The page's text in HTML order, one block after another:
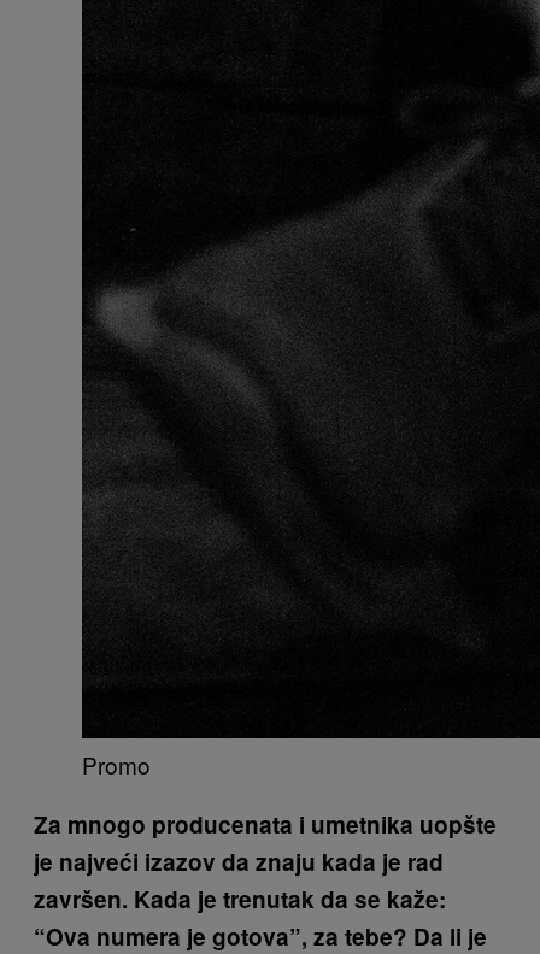
Promo
Za mnogo producenata i umetnika uopšte
je najveći izazov da znaju kada je rad
završen. Kada je trenutak da se kaže:
“Ova numera je gotova”, za tebe? Da li je